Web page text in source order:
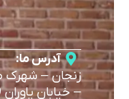
آدرس ما:
زنجان–شهرک
–خیابان یاوران 9